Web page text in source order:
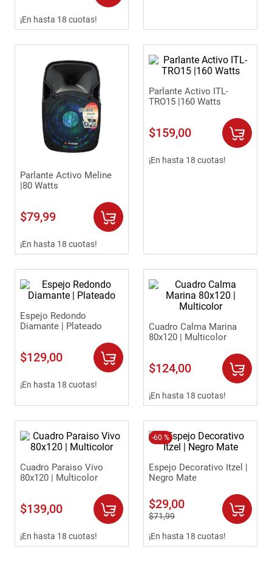
¡En hasta 18 cuotas!
Parlante Activo Meline
|80 Watts
$79,99
¡En hasta 18 cuotas!
Parlante Activo ITL-
TRO15 |160 Watts
$159,00
¡En hasta 18 cuotas!
Espejo Redondo
Diamante | Plateado
$129,00
¡En hasta 18 cuotas!
Cuadro Calma Marina
80x120 | Multicolor
$124,00
¡En hasta 18 cuotas!
Cuadro Paraiso Vivo
80x120 | Multicolor
$139,00
¡En hasta 18 cuotas!
-60 %
Espejo Decorativo Itzel |
Negro Mate
$29,00
$71,99
¡En hasta 18 cuotas!